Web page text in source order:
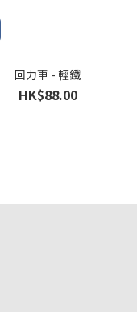
回力車 - 輕鐵
HK$88.00